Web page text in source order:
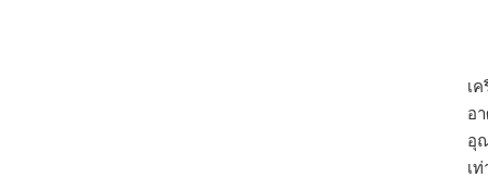
เ
อ
อุ
เ